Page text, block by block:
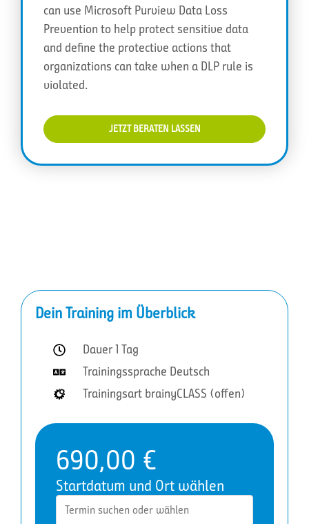
can use Microsoft Purview Data Loss
Prevention to help protect sensitive data
and define the protective actions that
organizations can take when a DLP rule is
violated.
JETZT BERATEN LASSEN
Dein Training im Überblick
Dauer 1 Tag
Trainingssprache Deutsch
Trainingsart brainyCLASS (offen)
690,00 €
Startdatum und Ort wählen